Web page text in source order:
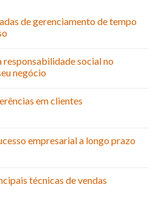
de gerenciamento de tempo
social no
negócio
em clientes
empresarial a longo prazo
técnicas de vendas